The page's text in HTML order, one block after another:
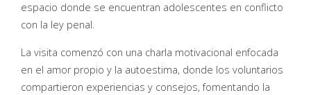
espacio donde se encuentran adolescentes en conflicto
con la ley penal.
La visita comenzó con una charla motivacional enfocada
en el amor propio y la autoestima, donde los voluntarios
compartieron experiencias y consejos, fomentando la